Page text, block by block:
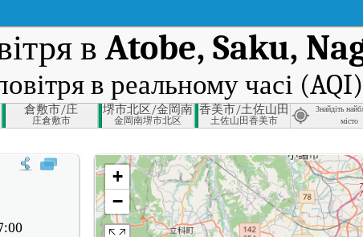
вAtobe, Saku,
в реальному часі (AQI)
自排倉敷市/庄
庄倉敷市
堺市北区/金岡南
金岡南堺市北区
香美市/土佐山田
土佐山田香美市
Знайдіть
місто
часі (AQI) Atobe, Saku, Nagano.
+
−